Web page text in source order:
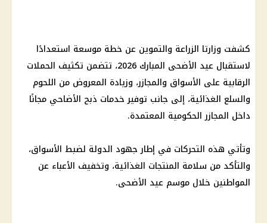
كشفت وزارتا الزراعة والتموين عن خطة موسعة استعدادًا
لاستقبال عيد الأضحى المبارك 2026، تتضمن تكثيف الحملات
الرقابية على الأسواق والمجازر، وزيادة المعروض من اللحوم
والسلع الغذائية، إلى جانب توفير خدمات ذبح الأضاحي مجانًا
داخل المجازر الحكومية المعتمدة.
وتأتي هذه التحركات في إطار جهود الدولة لضبط الأسواق،
والتأكد من سلامة المنتجات الغذائية، وتخفيف الأعباء عن
المواطنين خلال موسم عيد الأضحى.